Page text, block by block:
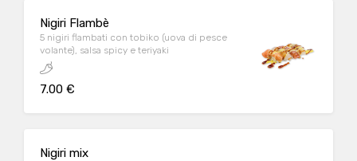
Nigiri Flambè
5 nigiri flambati con tobiko (uova di pesce
volante), salsa spicy e teriyaki
7.00 €
Nigiri mix